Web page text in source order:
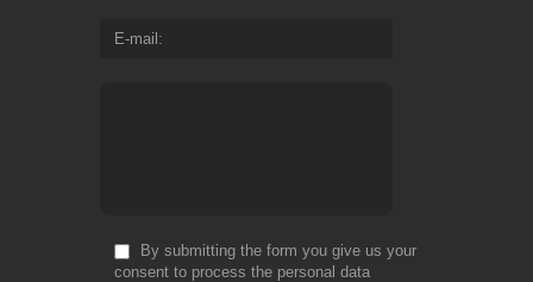
E-mail
By submitting the form you give us your
consent to process the personal data